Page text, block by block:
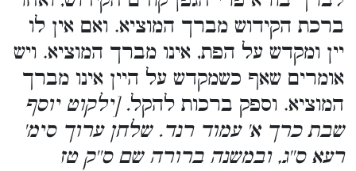
ברכת הקידוש מברך המוציא. ואם אין לו
יין ומקדש על הפת, אינו מברך המוציא. ויש
אומרים שאף כשמקדש על היין אינו מברך
המוציא. וספק ברכות להקל. [ילקוט יוסף
שבת כרך א' עמוד רנד. שלחן ערוך סימ'
רעא ס''ג, ובמשנה ברורה שם ס''ק טז